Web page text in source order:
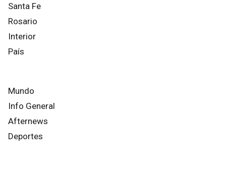
Santa Fe
Rosario
Interior
País
Mundo
Info General
Afternews
Deportes